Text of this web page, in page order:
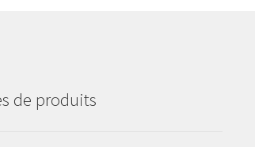
page
de produits